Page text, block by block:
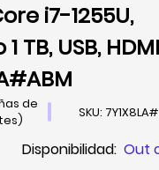
i7-1255U,
TB, USB,
de
SKU:
Disponibilidad: Out